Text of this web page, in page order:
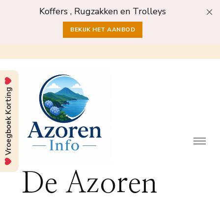
Koffers , Rugzakken en Trolleys
BEKIJK HET AANBOD
De Azoren
Vroegboek Korting